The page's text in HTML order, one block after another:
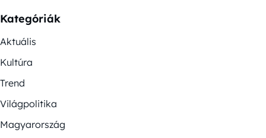
Kategóriák
Aktuális
Kultúra
Trend
Világpolitika
Magyarország